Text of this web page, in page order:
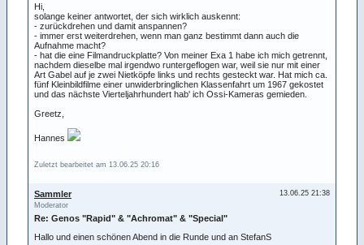
Hi,
solange keiner antwortet, der sich wirklich auskennt:
- zurückdrehen und damit anspannen?
- immer erst weiterdrehen, wenn man ganz bestimmt dann auch die
Aufnahme macht?
- hat die eine Filmandruckplatte? Von meiner Exa 1 habe ich mich getrennt,
nachdem dieselbe mal irgendwo runtergeflogen war, weil sie nur mit einer
Art Gabel auf je zwei Nietköpfe links und rechts gesteckt war. Hat mich ca.
fünf Kleinbildfilme einer unwiderbringlichen Klassenfahrt um 1967 gekostet
und das nächste Vierteljahrhundert hab' ich Ossi-Kameras gemieden.
Greetz,
Hannes
Zuletzt bearbeitet am 13.06.25 20:16
13.06.25 21:38
Sammler
Moderator
Re: Genos "Rapid" & "Achromat" & "Special"
Hallo und einen schönen Abend in die Runde und an StefanS